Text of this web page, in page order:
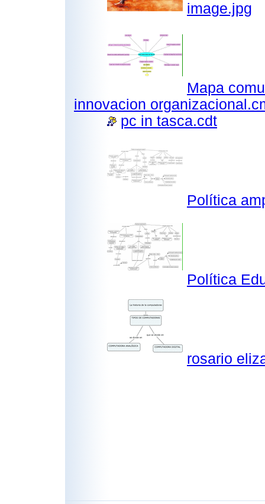
image.jpg
Mapa
innovacion
pc in tasca.cdt
Política
Política
rosario